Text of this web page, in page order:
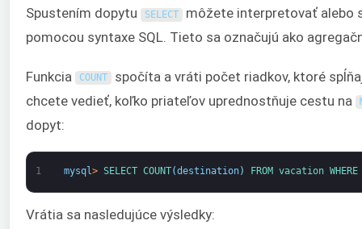
Spustením dopytu
SELECT môžete interpretovať alebo
pomocou syntaxe SQL. Tieto sa označujú ako
Funkcia COUNT spočíta a vráti počet riadkov, ktoré
chcete vedieť, koľko priateľov uprednostňuje cestu na
dopyt:
1 mysql> SELECT COUNT(destination) FROM vacation
Vrátia sa nasledujúce výsledky: